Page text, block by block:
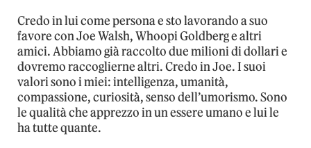
Credo in lui come persona e sto lavorando a suo
favore con Joe Walsh, Whoopi Goldberg e altri
amici. Abbiamo già raccolto due milioni di dollari e
dovremo raccoglierne altri. Credo in Joe. I suoi
valori sono i miei: intelligenza, umanità,
compassione, curiosità, senso dell’umorismo. Sono
le qualità che apprezzo in un essere umano e lui le
ha tutte quante.